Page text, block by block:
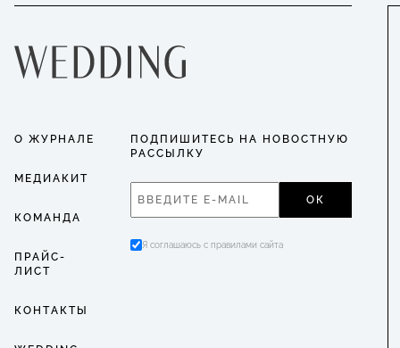
О ЖУРНАЛЕ
МЕДИАКИТ
КОМАНДА
ПРАЙС-
ЛИСТ
КОНТАКТЫ
ПОДПИШИТЕСЬ НА НОВОСТНУЮ
РАССЫЛКУ
ОК
Я соглашаюсь с правилами сайта